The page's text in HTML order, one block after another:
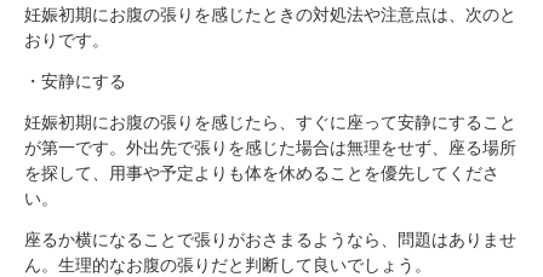
妊娠初期にお腹の張りを感じたときの対処法や注意点は、次のと
おりです。
・安静にする
妊娠初期にお腹の張りを感じたら、すぐに座って安静にすること
が第一です。外出先で張りを感じた場合は無理をせず、座る場所
を探して、用事や予定よりも体を休めることを優先してくださ
い。
座るか横になることで張りがおさまるようなら、問題はありませ
ん。生理的なお腹の張りだと判断して良いでしょう。